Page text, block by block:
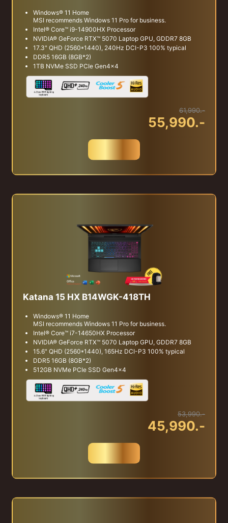
Windows® 11 Home
MSI recommends Windows 11 Pro for business.
Intel® Core™ i9-14900HX Processor
NVIDIA® GeForce RTX™ 5070 Laptop GPU, GDDR7 8GB
17.3" QHD (2560*1440), 240Hz DCI-P3 100% typical
DDR5 16GB (8GB*2)
1TB NVMe SSD PCIe Gen4x4
61,990.-
55,990.-
Katana 15 HX B14WGK-418TH
Windows® 11 Home
MSI recommends Windows 11 Pro for business.
Intel® Core™ i7-14650HX Processor
NVIDIA® GeForce RTX™ 5070 Laptop GPU, GDDR7 8GB
15.6" QHD (2560*1440), 165Hz DCI-P3 100% typical
DDR5 16GB (8GB*2)
512GB NVMe PCIe SSD Gen4x4
53,990.-
45,990.-